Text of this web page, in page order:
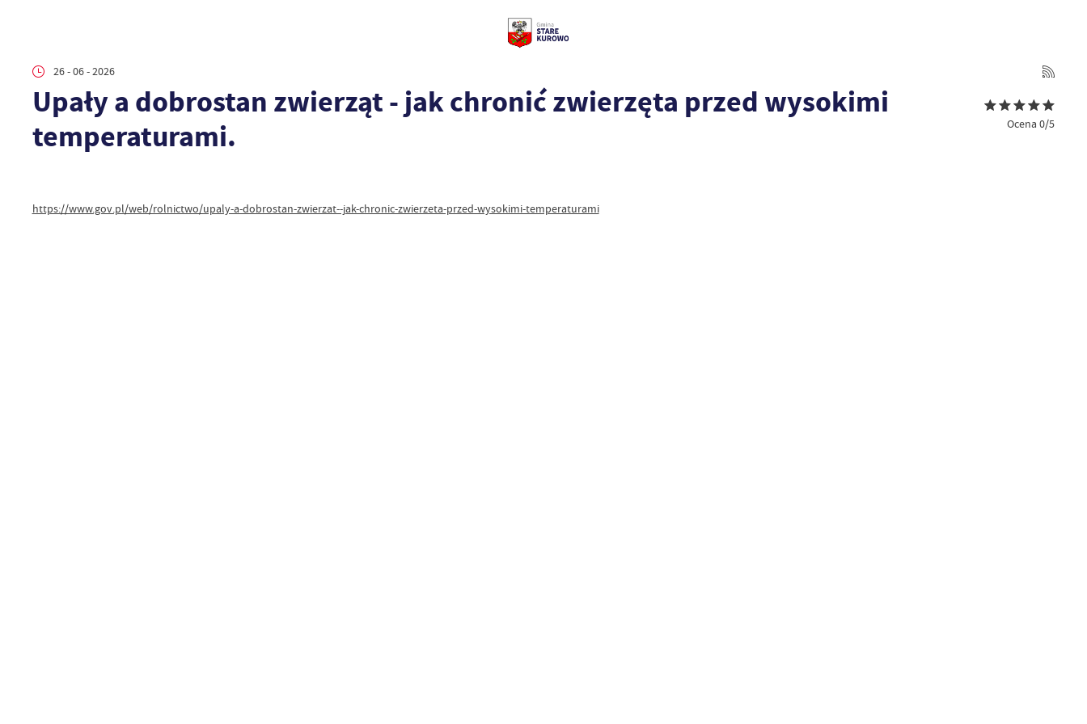
26 - 06 - 2026
Upały a dobrostan zwierząt - jak chronić zwierzęta przed wysokimi
temperaturami.
Ocena 0/5
https://www.gov.pl/web/rolnictwo/upaly-a-dobrostan-zwierzat--jak-chronic-zwierzeta-przed-wysokimi-temperaturami